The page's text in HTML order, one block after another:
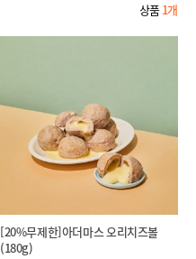
상품1개
[20%무제한]아더마스 오리치즈볼
(180g)